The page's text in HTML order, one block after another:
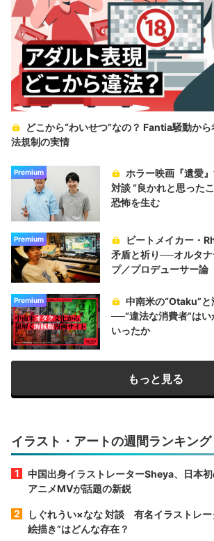
どこから“わいせつ”なの？ Fantia騒動か
法規制の実情
Premium
ホラー映画『遺愛
対談 “良かれと思った
恐怖を生む
Premium
ビートメイカー・
矛盾と祈り──オルタ
プ／プロデューサー論
Premium
中南米の“Otaku”
──“違法な消費者”は
いったか
もっと見る
イラスト・アートの週間ランキング
中国出身イラストレーターSheya、日本
アニメMVが話題の新鋭
しぐれうい×なな 対談 有名イラストレー
絵描き”はどんな存在？